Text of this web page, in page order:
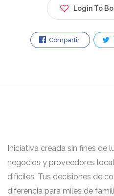
Login To
Compartir
Iniciativa creada sin fines de
negocios y proveedores
difíciles. Tus decisiones de
diferencia para miles de